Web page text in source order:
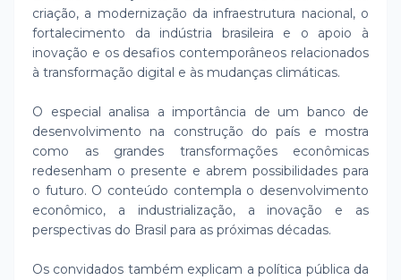
criação, a modernização da infraestrutura nacional, o
fortalecimento da indústria brasileira e o apoio à
inovação e os desafios contemporâneos relacionados
à transformação digital e às mudanças climáticas.
O especial analisa a importância de um banco de
desenvolvimento na construção do país e mostra
como as grandes transformações econômicas
redesenham o presente e abrem possibilidades para
o futuro. O conteúdo contempla o desenvolvimento
econômico, a industrialização, a inovação e as
perspectivas do Brasil para as próximas décadas.
Os convidados também explicam a política pública da